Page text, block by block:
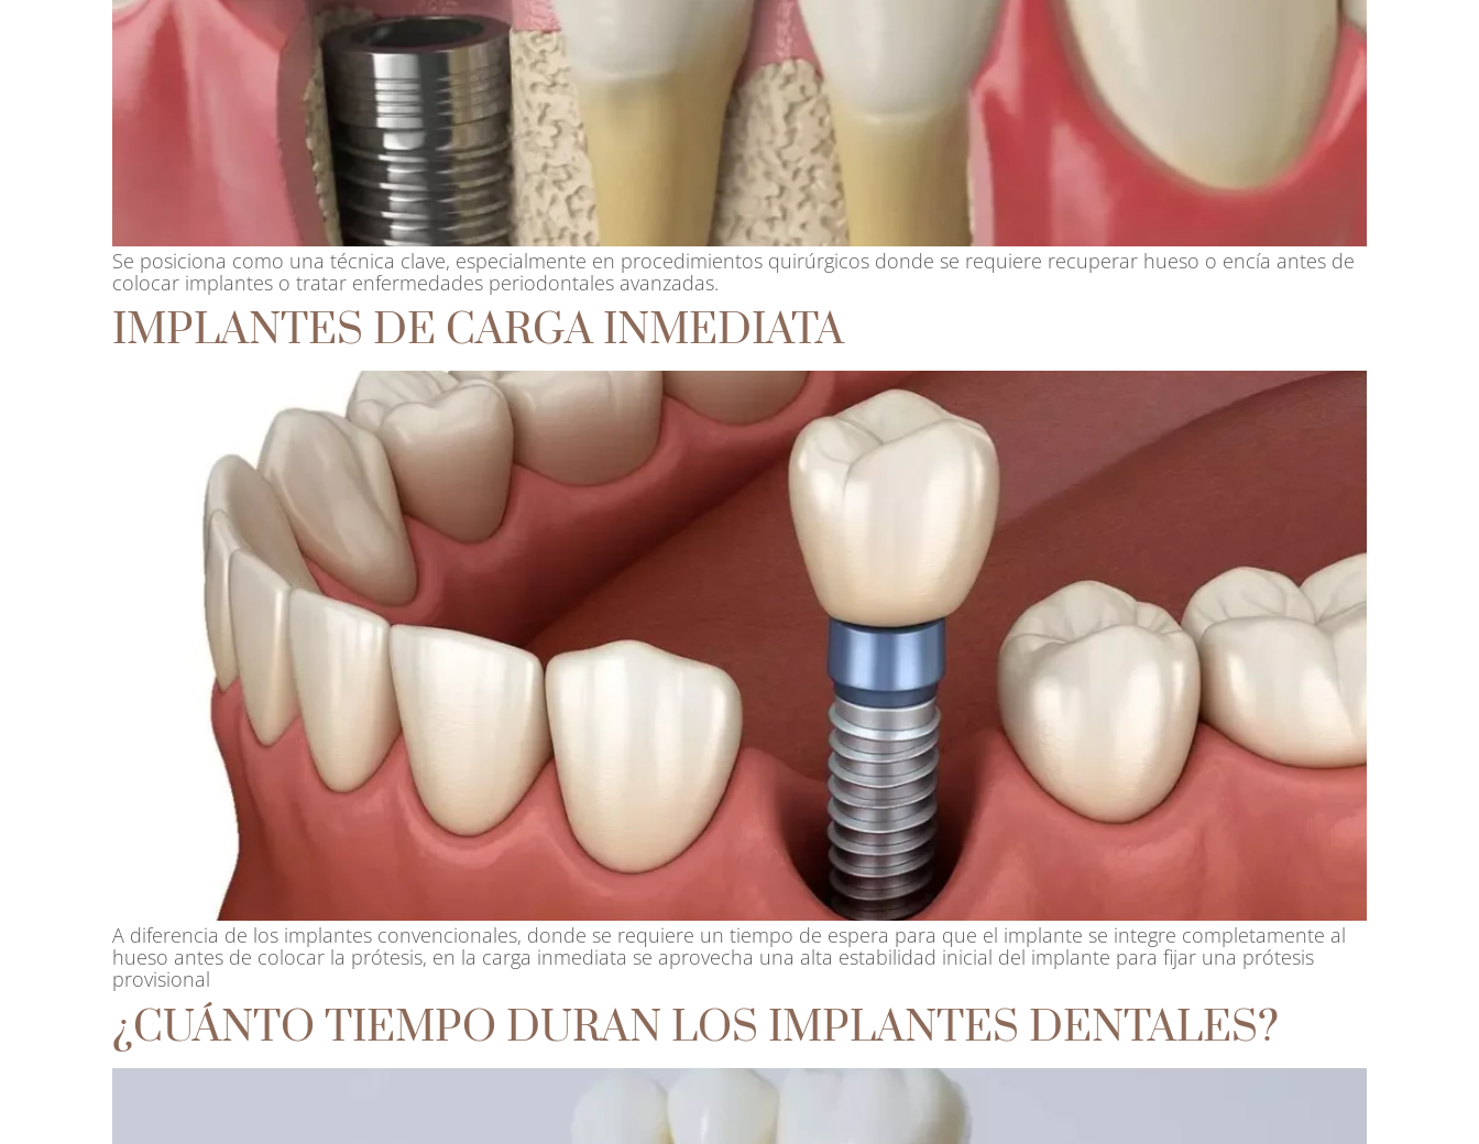
Se posiciona como una técnica clave, especialmente en procedimientos quirúrgicos donde se requiere recuperar hueso o encía antes de
colocar implantes o tratar enfermedades periodontales avanzadas.
IMPLANTES DE CARGA INMEDIATA
A diferencia de los implantes convencionales, donde se requiere un tiempo de espera para que el implante se integre completamente al
hueso antes de colocar la prótesis, en la carga inmediata se aprovecha una alta estabilidad inicial del implante para fijar una prótesis
provisional
¿CUÁNTO TIEMPO DURAN LOS IMPLANTES DENTALES?